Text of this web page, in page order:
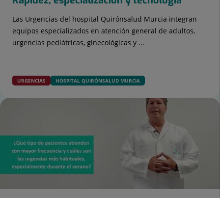
Las Urgencias del hospital Quirónsalud Murcia integran
equipos especializados en atención general de adultos,
urgencias pediátricas, ginecológicas y ...
URGENCIAS HOSPITAL QUIRÓNSALUD MURCIA